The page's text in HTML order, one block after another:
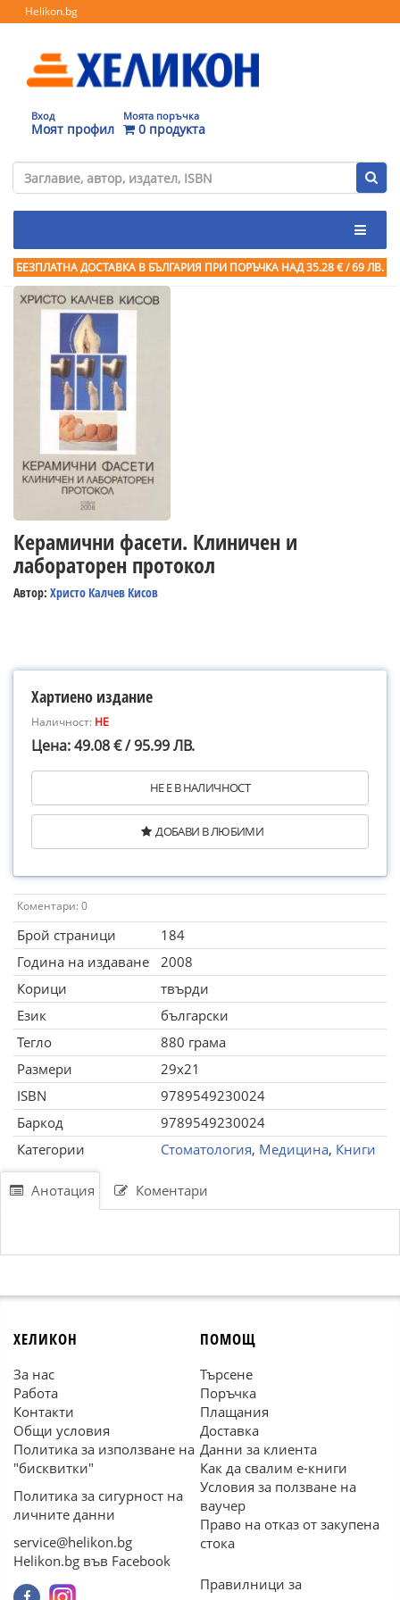
Helikon.bg
Вход
Моят профил
Моята поръчка
0 продукта
БЕЗПЛАТНА ДОСТАВКА В БЪЛГАРИЯ ПРИ ПОРЪЧКА НАД 35.28 € / 69 ЛВ.
Керамични фасети. Клиничен и
лабораторен протокол
Автор: Христо Калчев Кисов
Хартиено издание
Наличност: НЕ
Цена: 49.08 € / 95.99 ЛВ.
НЕ Е В НАЛИЧНОСТ
ДОБАВИ В ЛЮБИМИ
Коментари: 0
Брой страници
184
Година на издаване
2008
Корици
твърди
Език
български
Тегло
880 грама
Размери
29x21
ISBN
9789549230024
Баркод
9789549230024
Категории
Стоматология, Медицина, Книги
Анотация Коментари
ХЕЛИКОН
За нас
Работа
Контакти
Общи условия
Политика за използване на
"бисквитки"
Политика за сигурност на
личните данни
service@helikon.bg
Helikon.bg във Facebook
ПОМОЩ
Търсене
Поръчка
Плащания
Доставка
Данни за клиента
Как да свалим е-книги
Условия за ползване на
ваучер
Право на отказ от закупена
стока
Правилници за